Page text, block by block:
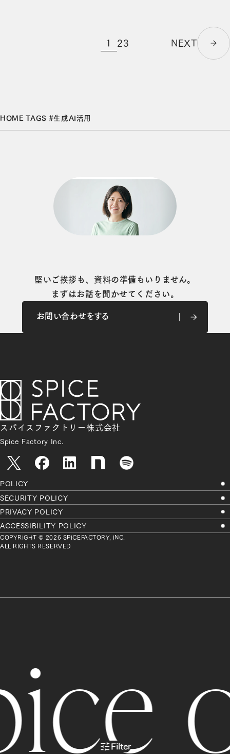
1 23 NEXT
Filter
HOME TAGS #生成AI活用
堅いご挨拶も、資料の準備もいりません。
まずはお話を聞かせてください。
お問い合わせをする
スパイスファクトリー株式会社
Spice Factory Inc.
POLICY
SECURITY POLICY
PRIVACY POLICY
ACCESSIBILITY POLICY
COPYRIGHT © 2026 SPICEFACTORY, INC.
ALL RIGHTS RESERVED